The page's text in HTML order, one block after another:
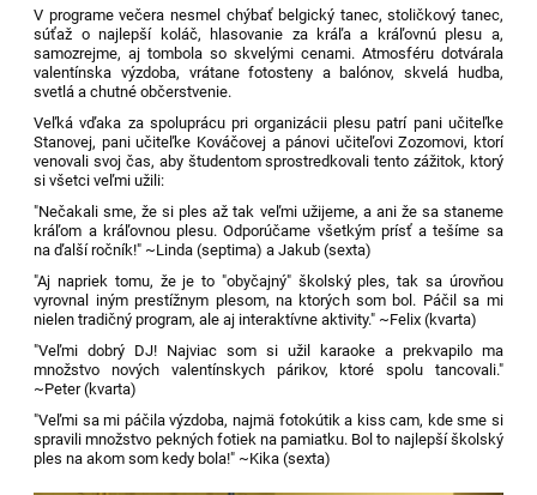
V programe večera nesmel chýbať belgický tanec, stoličkový tanec,
súťaž o najlepší koláč, hlasovanie za kráľa a kráľovnú plesu a,
samozrejme, aj tombola so skvelými cenami. Atmosféru dotvárala
valentínska výzdoba, vrátane fotosteny a balónov, skvelá hudba,
svetlá a chutné občerstvenie.
Veľká vďaka za spoluprácu pri organizácii plesu patrí pani učiteľke
Stanovej, pani učiteľke Kováčovej a pánovi učiteľovi Zozomovi, ktorí
venovali svoj čas, aby študentom sprostredkovali tento zážitok, ktorý
si všetci veľmi užili:
"Nečakali sme, že si ples až tak veľmi užijeme, a ani že sa staneme
kráľom a kráľovnou plesu. Odporúčame všetkým prísť a tešíme sa
na ďalší ročník!" ~Linda (septima) a Jakub (sexta)
"Aj napriek tomu, že je to "obyčajný" školský ples, tak sa úrovňou
vyrovnal iným prestížnym plesom, na ktorých som bol. Páčil sa mi
nielen tradičný program, ale aj interaktívne aktivity." ~Felix (kvarta)
"Veľmi dobrý DJ! Najviac som si užil karaoke a prekvapilo ma
množstvo nových valentínskych párikov, ktoré spolu tancovali."
~Peter (kvarta)
"Veľmi sa mi páčila výzdoba, najmä fotokútik a kiss cam, kde sme si
spravili množstvo pekných fotiek na pamiatku. Bol to najlepší školský
ples na akom som kedy bola!" ~Kika (sexta)